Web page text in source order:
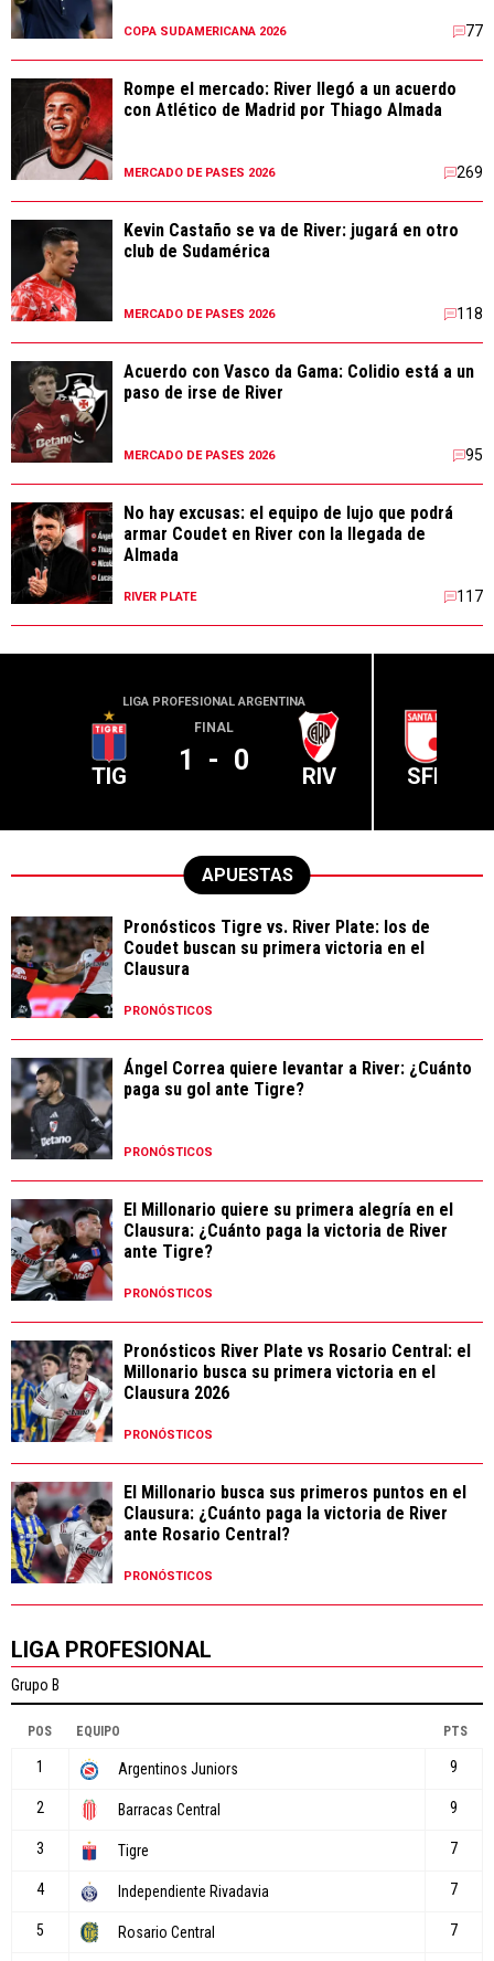
COPA SUDAMERICANA 2026 77
Rompe el mercado: River llegó a un acuerdo
con Atlético de Madrid por Thiago Almada
MERCADO DE PASES 2026 269
Kevin Castaño se va de River: jugará en otro
club de Sudamérica
MERCADO DE PASES 2026 118
Acuerdo con Vasco da Gama: Colidio está a un
paso de irse de River
MERCADO DE PASES 2026 95
No hay excusas: el equipo de lujo que podrá
armar Coudet en River con la llegada de
Almada
RIVER PLATE 117
LIGA PROFESIONAL ARGENTINA
TIG
FINAL
1 - 0 RIV SFE
APUESTAS
Pronósticos Tigre vs. River Plate: los de
Coudet buscan su primera victoria en el
Clausura
PRONÓSTICOS
Ángel Correa quiere levantar a River: ¿Cuánto
paga su gol ante Tigre?
PRONÓSTICOS
El Millonario quiere su primera alegría en el
Clausura: ¿Cuánto paga la victoria de River
ante Tigre?
PRONÓSTICOS
Pronósticos River Plate vs Rosario Central: el
Millonario busca su primera victoria en el
Clausura 2026
PRONÓSTICOS
El Millonario busca sus primeros puntos en el
Clausura: ¿Cuánto paga la victoria de River
ante Rosario Central?
PRONÓSTICOS
LIGA PROFESIONAL